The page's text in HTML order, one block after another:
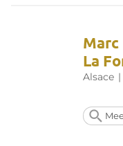
Marc
La
Alsace |